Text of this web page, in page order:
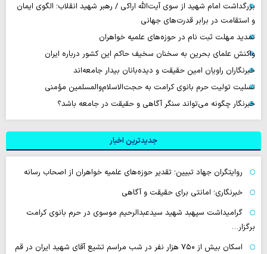
بزرگداشت امام شهید از سوی آیت‌الله اراکی / رهبر شهید انقلاب؛ الگوی ایمان
و استقامت در برابر قدرت‌های جهانی
تمدید مهلت ثبت نام در حوزه‌های علمیه خواهران
واکنش علمای بحرین به سخنان سخیف حاکم این کشور درباره ایران
خبرنگاران راویان امین حقیقت و دیده‌بانان بیدار جامعه‌اند
تسلیت تولیت حرم بانوی کرامت به حجت‌الاسلام‌والمسلمین مؤمنی
خبرنگار چگونه می‌تواند سنگر آگاهی و حقیقت در جامعه باشد؟
جدیدترین اخبار
روایتگران جهاد تبیین؛ تقدیر حوزه‌های علمیه خواهران از اصحاب رسانه
خبرنگاری؛ امانتی برای حقیقت و آگاهی
گرامیداشت سپهبد شهید سیدعبدالرحیم موسوی در حرم بانوی کرامت
برگزار…
اسکان بیش از ۷۵۰ هزار نفر در شب مراسم تشیع آقای شهید ایران در قم